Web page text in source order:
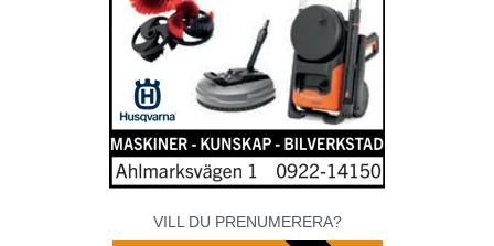
VILL DU PRENUMERERA?